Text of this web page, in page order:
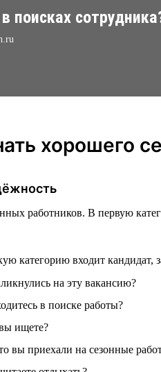
поисках
хорошего
работников. В первую
категорию входит кандидат,
на эту вакансию?
в поиске работы?
ищете?
вы приехали на сезонные